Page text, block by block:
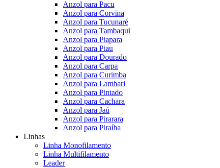
Anzol para Pacu
Anzol para Corvina
Anzol para Tucunaré
Anzol para Tambaqui
Anzol para Piapara
Anzol para Piau
Anzol para Dourado
Anzol para Carpa
Anzol para Curimba
Anzol para Lambari
Anzol para Pintado
Anzol para Cachara
Anzol para Jaú
Anzol para Pirarara
Anzol para Piraíba
Linhas
Linha Monofilamento
Linha Multifilamento
Leader